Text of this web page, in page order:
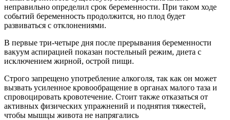
неправильно определил срок беременности. При таком ходе
событий беременность продолжится, но плод будет
развиваться с отклонениями.
В первые три-четыре дня после прерывания беременности
вакуум аспирацией показан постельный режим, диета с
исключением жирной, острой пищи.
Строго запрещено употребление алкоголя, так как он может
вызвать усиленное кровообращение в органах малого таза и
спровоцировать кровотечение. Стоит также отказаться от
активных физических упражнений и поднятия тяжестей,
чтобы мышцы живота не напрягались